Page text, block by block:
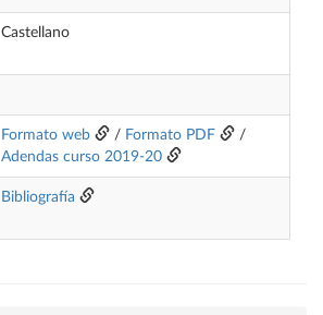
Castellano
Formato web / Formato PDF
/
Adendas curso 2019-20
Bibliografía